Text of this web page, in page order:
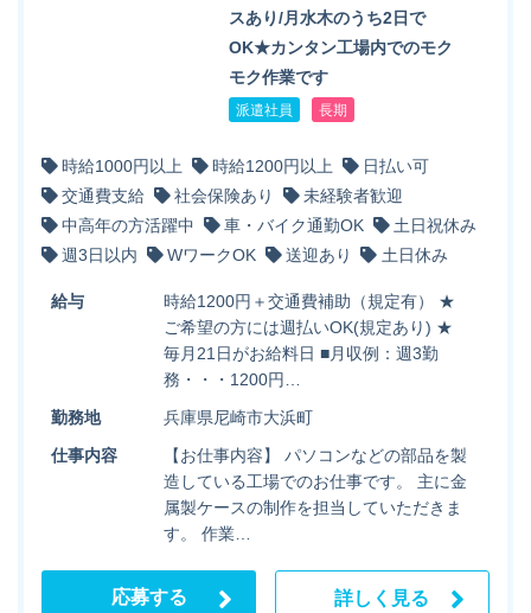
スあり/月水木のうち2日で
OK★カンタン工場内でのモク
モク作業です
派遣社員 長期
時給1000円以上 時給1200円以上
日払い可
交通費支給
社会保険あり
未経験者歓迎
中高年の方活躍中
車・バイク通勤OK
土日祝休み
週3日以内
WワークOK 送迎あり 土日休み
給与
時給1200円＋交通費補助（規定有） ★
ご希望の方には週払いOK(規定あり) ★
毎月21日がお給料日 ■月収例：週3勤
務・・・1200円…
勤務地
兵庫県尼崎市大浜町
仕事内容
【お仕事内容】 パソコンなどの部品を製
造している工場でのお仕事です。 主に金
属製ケースの制作を担当していただきま
す。 作業…
応募する 詳しく見る